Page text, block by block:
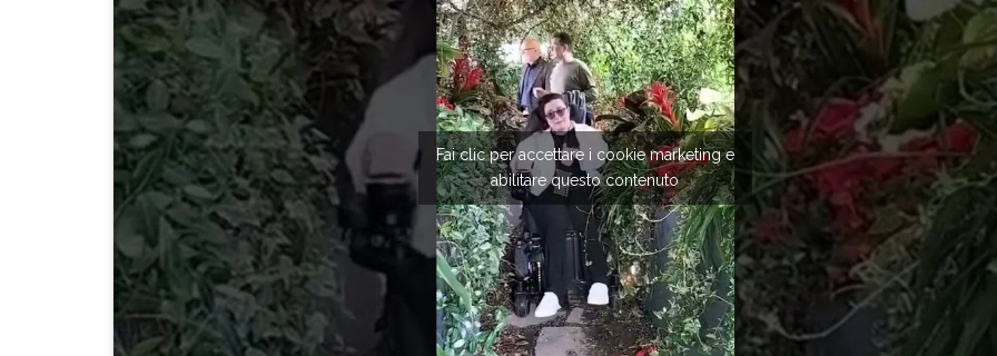
Fai clic per accettare i cookie marketing e
abilitare questo contenuto